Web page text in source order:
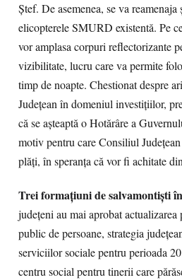
Ştef. De asemenea, se va
elicopterele SMURD existentă. Pe
vor amplasa corpuri reflectorizante
vizibilitate, lucru care va permite
timp de noapte. Chestionat despre
Judeţean în domeniul investiţiilor,
că se aşteaptă o Hotărâre a
motiv pentru care Consiliul
plăţi, în speranţa că vor fi achitate
Trei formaţiuni de salvamontişti
judeţeni au mai aprobat
public de persoane, strategia
serviciilor sociale pentru perioada
centru social pentru tinerii care